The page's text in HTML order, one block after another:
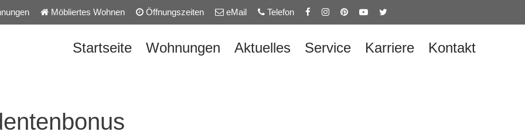
Möbliertes Wohnen Öffnungszeiten eMail Telefon
Startseite Wohnungen Aktuelles Service Karriere Kontakt